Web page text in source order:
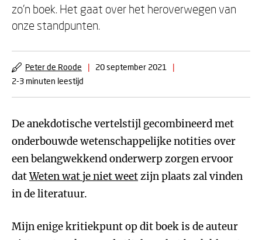
zo'n boek. Het gaat over het heroverwegen van
onze standpunten.
Peter de Roode | 20 september 2021
|
2-3 minuten leestijd
De anekdotische vertelstijl gecombineerd met
onderbouwde wetenschappelijke notities over
een belangwekkend onderwerp zorgen ervoor
datWeten wat je niet weetzijn plaats zal vinden
in de literatuur.
Mijn enige kritiekpunt op dit boek is de auteur